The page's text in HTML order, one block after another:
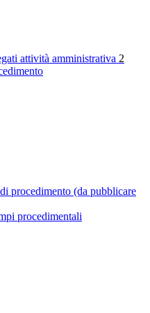
attività amministrativa 2
procedimento (da pubblicare
procedimentali